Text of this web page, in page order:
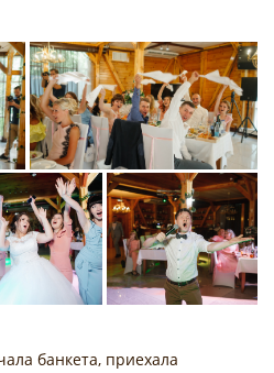
банкета, приехала